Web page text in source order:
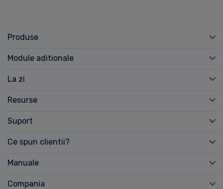
Produse
Module aditionale
La zi
Resurse
Suport
Ce spun clientii?
Manuale
Compania